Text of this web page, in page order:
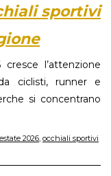
sportivi
cresce l’attenzione
ciclisti, runner e
si concentrano
2026, occhiali sportivi